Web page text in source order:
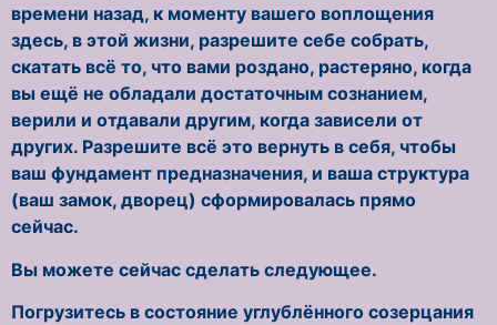
времени назад, к моменту вашего воплощения
здесь, в этой жизни, разрешите себе собрать,
скатать всё то, что вами роздано, растеряно, когда
вы ещё не обладали достаточным сознанием,
верили и отдавали другим, когда зависели от
других. Разрешите всё это вернуть в себя, чтобы
ваш фундамент предназначения, и ваша структура
(ваш замок, дворец) сформировалась прямо
сейчас.
Вы можете сейчас сделать следующее.
Погрузитесь в состояние углублённого созерцания